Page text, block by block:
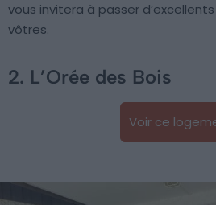
vous invitera à passer
vôtres.
2. L’Orée des Bois
Voir ce